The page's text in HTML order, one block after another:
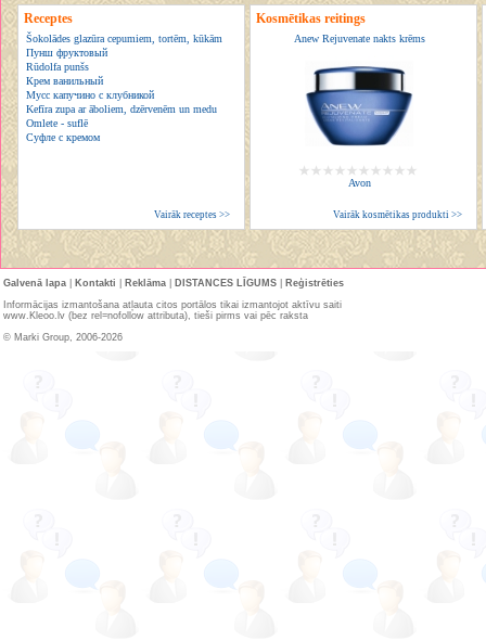
Receptes
Šokolādes glazūra cepumiem, tortēm, kūkām
Пунш фруктовый
Rūdolfa punšs
Крем ванильный
Мусс капучино с клубникой
Kefīra zupa ar āboliem, dzērvenēm un medu
Omlete - suflē
Суфле с кремом
Vairāk receptes >>
Kosmētikas reitings
Anew Rejuvenate nakts krēms
Avon
Vairāk kosmētikas produkti >>
Galvenā lapa Kontakti Reklāma DISTANCES LĪGUMS
Reģistrēties
Informācijas izmantošana atļauta citos portālos tikai izmantojot aktīvu saiti
www.Kleoo.lv (bez rel=nofollow attributa), tieši pirms vai pēc raksta
© Marki Group, 2006-2026